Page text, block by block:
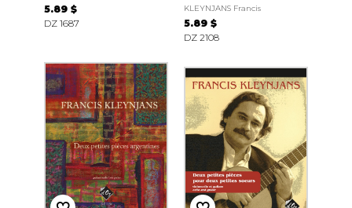
5.89 $
DZ 1687
KLEYNJANS Francis
5.89 $
DZ 2108